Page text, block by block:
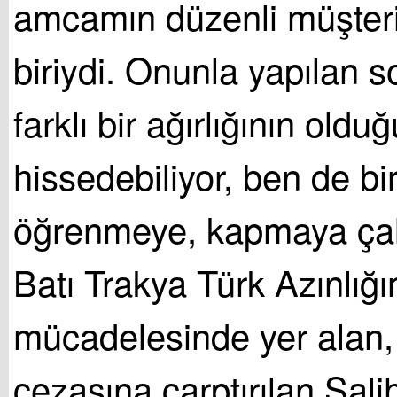
amcamın düzenli
biriydi. Onunla yapılan
farklı bir ağırlığının
hissedebiliyor, ben de
öğrenmeye, kapmaya
Batı Trakya Türk
mücadelesinde yer